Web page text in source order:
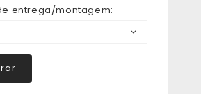
entrega/montagem: